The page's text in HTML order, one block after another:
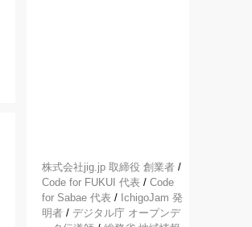
株式会社jig.jp 取締役 創業者 /
Code for FUKUI 代表 / Code
for Sabae 代表 / IchigoJam 発
明者 / デジタル庁 オープンデ